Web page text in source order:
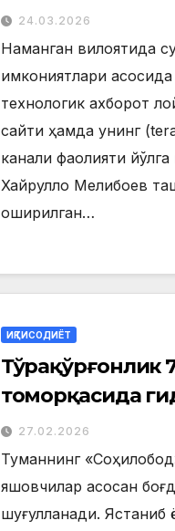
ахборот
бошлади
24.03.2026
Наманган вилоятида
имкониятлари
технологик ахборот
сайти ҳамда унинг
канали фаолияти
Хайрулло Мелибоев
оширилган…
ИҚТИСОДИЁТ
Тўрақўрғонлик
томорқасида
усулида
етиштирмоқда
27.02.2026
Туманнинг
яшовчилар асосан
шуғулланади. Ястаниб